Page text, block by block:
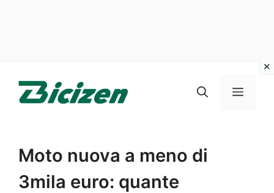
Menu
Moto nuova a meno di
3mila euro: quante